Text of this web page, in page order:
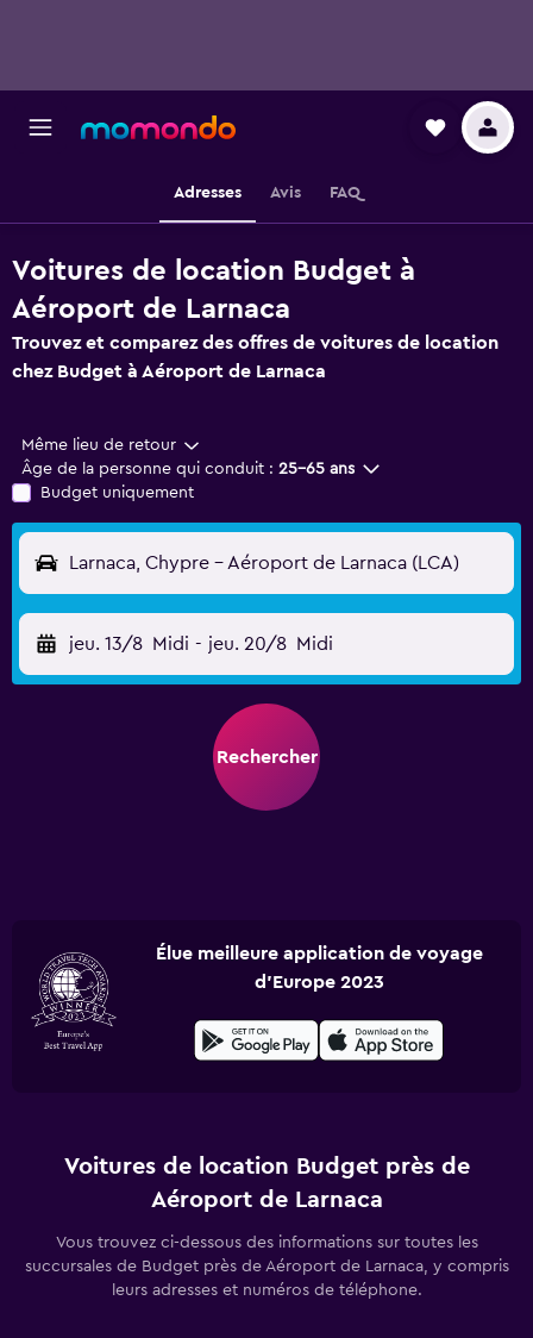
Adresses Avis FAQ
Voitures de location Budget à
Aéroport de Larnaca
Trouvez et comparez des offres de voitures de location
chez Budget à Aéroport de Larnaca
Même lieu de retour
Âge de la personne qui conduit : 25-65 ans
Budget uniquement
Larnaca, Chypre - Aéroport de Larnaca (LCA)
jeu. 13/8 Midi - jeu. 20/8 Midi
Rechercher
Élue meilleure application de voyage
d'Europe 2023
Voitures de location Budget près de
Aéroport de Larnaca
Vous trouvez ci-dessous des informations sur toutes les
succursales de Budget près de Aéroport de Larnaca, y compris
leurs adresses et numéros de téléphone.